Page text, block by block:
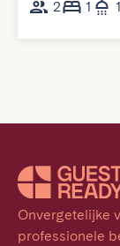
2
1 1
Onvergetelijke
professionele